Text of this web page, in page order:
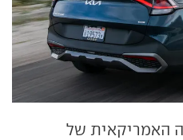
האמריקאית של